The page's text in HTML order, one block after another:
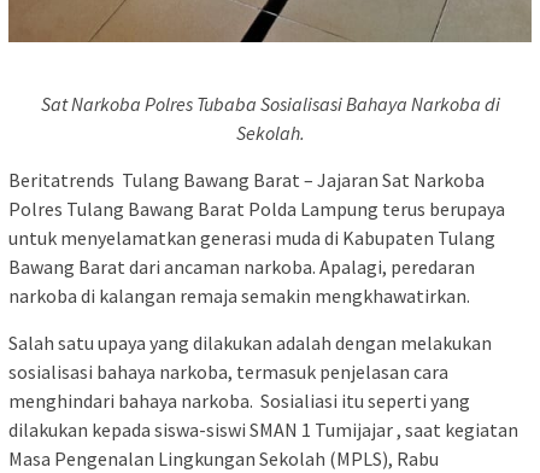
Sat Narkoba Polres Tubaba Sosialisasi Bahaya Narkoba di
Sekolah.
Beritatrends Tulang Bawang Barat – Jajaran Sat Narkoba
Polres Tulang Bawang Barat Polda Lampung terus berupaya
untuk menyelamatkan generasi muda di Kabupaten Tulang
Bawang Barat dari ancaman narkoba. Apalagi, peredaran
narkoba di kalangan remaja semakin mengkhawatirkan.
Salah satu upaya yang dilakukan adalah dengan melakukan
sosialisasi bahaya narkoba, termasuk penjelasan cara
menghindari bahaya narkoba. Sosialiasi itu seperti yang
dilakukan kepada siswa-siswi SMAN 1 Tumijajar , saat kegiatan
Masa Pengenalan Lingkungan Sekolah (MPLS), Rabu